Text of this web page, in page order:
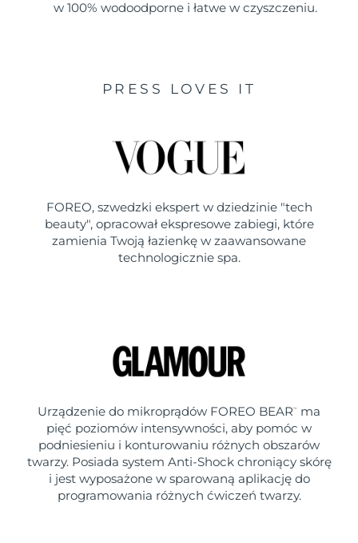
w 100% wodoodporne i łatwe w czyszczeniu.
PRESS LOVES IT
FOREO, szwedzki ekspert w dziedzinie "tech
beauty", opracował ekspresowe zabiegi, które
zamienia Twoją łazienkę w zaawansowane
technologicznie spa.
Urządzenie do mikroprądów FOREO BEAR ™
ma
pięć poziomów intensywności, aby pomóc w
podniesieniu i konturowaniu różnych obszarów
twarzy. Posiada system Anti-Shock chroniący skórę
i jest wyposażone w sparowaną aplikację do
programowania różnych ćwiczeń twarzy.